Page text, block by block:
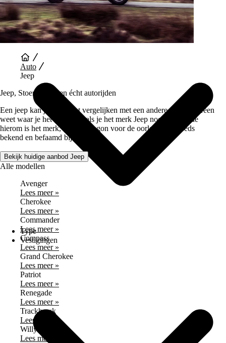
Auto Diensten
Type
Vestigingen
Auto
Jeep
Jeep, Stoer design en écht autorijden
Een jeep kan je bijna niet vergelijken met een andere auto. Iedereen
weet waar je het over hebt als je het merk Jeep noemt en mede
hierom is het merk, dat ooit begon voor de oorlog, nog steeds
bekend en befaamd bij velen.
Bekijk huidige aanbod Jeep
Alle modellen
Avenger
Lees meer »
Cherokee
Lees meer »
Commander
Lees meer »
Compass
Lees meer »
Grand Cherokee
Lees meer »
Patriot
Lees meer »
Renegade
Lees meer »
Trackhawk
Lees meer »
Willys
Lees meer »